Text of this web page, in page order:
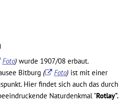
Foto) wurde 1907/08 erbaut.
Bitburg ( Foto)ist mit einer
Hier findet sich auch das durch
Naturdenkmal "Rotlay".